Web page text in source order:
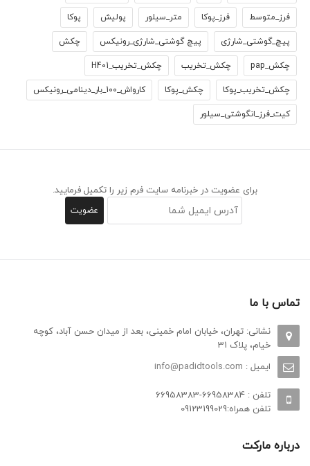
فرز_متوسط فرز_پوکا متر_سیلور پولیش پوکا
پیچ_گوشتی_شارژی پیچ گوشتی_شارژی_رونیکس چکش
چکش_pap چکش_تخریب چکش_تخریب_H401
چکش_تخریب_پوکا چکش_پوکا کارواش_100_بار_دینامی_رونیکس
کیت_فرز_انگوشتی_سیلور
برای عضویت در خبرنامه سایت فرم زیر را تکمیل فرمایید.
تماس با ما
نشانی: تهران، خیابان امام خمینی، بعد از میدان حسن آباد، کوچه
خیام، پلاک 31
ایمیل : info@padidtools.com
تلفن : 66958384-66958383
تلفن همراه:09123199029
درباره مارکت